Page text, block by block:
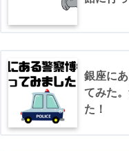
銀座に
てみた
た！